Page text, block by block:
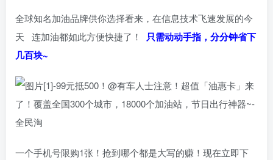
全球知名加油品牌供你选择看来，在信息技术飞速发展的今
天 连加油都如此方便快捷了！ 只需动动手指，分分钟省下
几百块~
一个手机号限购1张！抢到哪个都是大写的赚！现在立即下